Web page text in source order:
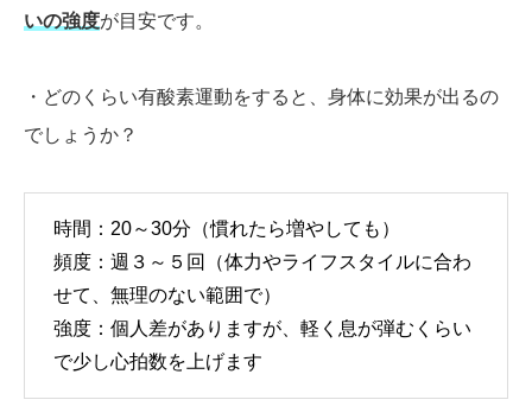
いの強度が目安です。
・どのくらい有酸素運動をすると、身体に効果が出るの
でしょうか？
時間：20～30分（慣れたら増やしても）
頻度：週３～５回（体力やライフスタイルに合わ
せて、無理のない範囲で）
強度：個人差がありますが、軽く息が弾むくらい
で少し心拍数を上げます